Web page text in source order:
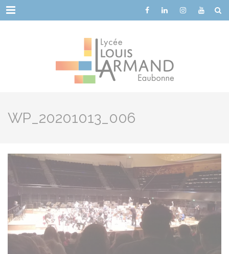
Menu
WP_20201013_006
Cookies management panel